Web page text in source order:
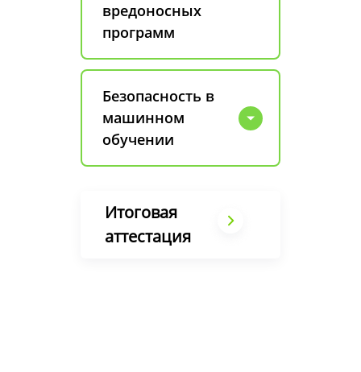
вредоносных
программ
Безопасность в
машинном
обучении
Итоговая
аттестация